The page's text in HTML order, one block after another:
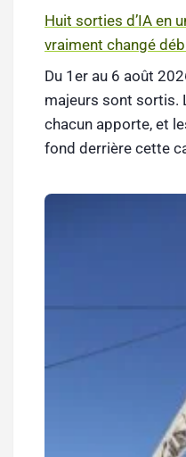
Huit sorties d’IA en
vraiment changé
Du 1er au 6 août
majeurs sont sortis.
chacun apporte, et
fond derrière cette